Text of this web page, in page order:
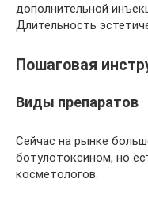
дополнительной
Длительность
Пошаговая
Виды препаратов
Сейчас на рынке
ботулотоксином, но
косметологов.